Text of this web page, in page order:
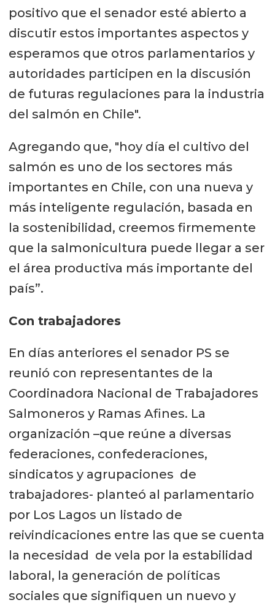
positivo que el senador esté abierto a
discutir estos importantes aspectos y
esperamos que otros parlamentarios y
autoridades participen en la discusión
de futuras regulaciones para la industria
del salmón en Chile".
Agregando que, "hoy día el cultivo del
salmón es uno de los sectores más
importantes en Chile, con una nueva y
más inteligente regulación, basada en
la sostenibilidad, creemos firmemente
que la salmonicultura puede llegar a ser
el área productiva más importante del
país”.
Con trabajadores
En días anteriores el senador PS se
reunió con representantes de la
Coordinadora Nacional de Trabajadores
Salmoneros y Ramas Afines. La
organización –que reúne a diversas
federaciones, confederaciones,
sindicatos y agrupaciones de
trabajadores- planteó al parlamentario
por Los Lagos un listado de
reivindicaciones entre las que se cuenta
la necesidad de vela por la estabilidad
laboral, la generación de políticas
sociales que signifiquen un nuevo y